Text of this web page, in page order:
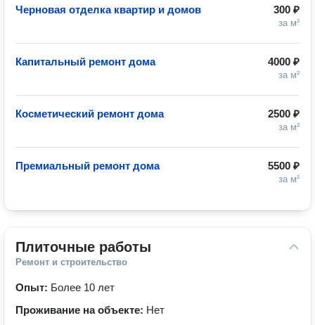
300 ₽
за м²
Черновая отделка квартир и домов
4000 ₽
за м²
Капитальный ремонт дома
2500 ₽
за м²
Косметический ремонт дома
5500 ₽
за м²
Премиальный ремонт дома
Плиточные работы
Ремонт и строительство
Опыт: Более 10 лет
Проживание на объекте: Нет